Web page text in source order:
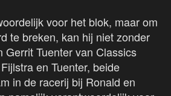
voor het blok, maar om
te breken, kan hij niet zonder
Gerrit Tuenter van Classics
en Tuenter, beide
in de racerij bij Ronald en